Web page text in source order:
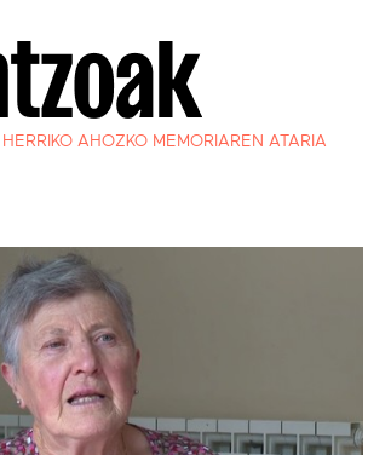
AHOZKO MEMORIAREN ATARIA